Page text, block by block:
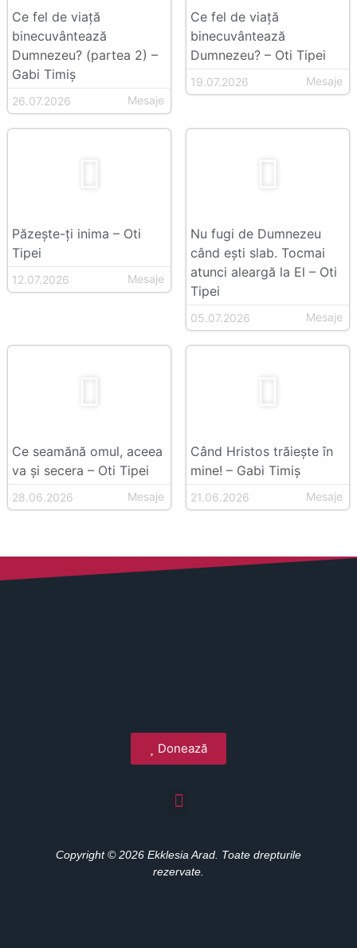
Ce fel de viață
binecuvântează
Dumnezeu? (partea 2) –
Gabi Timiș
26.07.2026 Mesaje
Ce fel de viață
binecuvântează
Dumnezeu? – Oti Tipei
19.07.2026 Mesaje
Păzește-ți inima – Oti
Tipei
12.07.2026 Mesaje
Nu fugi de Dumnezeu
când ești slab. Tocmai
atunci aleargă la El – Oti
Tipei
05.07.2026 Mesaje
Ce seamănă omul, aceea
va și secera – Oti Tipei
28.06.2026 Mesaje
Când Hristos trăiește în
mine! – Gabi Timiș
21.06.2026 Mesaje
Donează
Copyright © 2026 Ekklesia Arad. Toate drepturile
rezervate.